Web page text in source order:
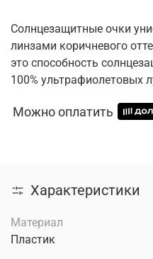
Солнцезащитные очки
линзами коричневого
это способность
100% ультрафиолетовых
Можно оплатить
Характеристики
Материал
Пластик